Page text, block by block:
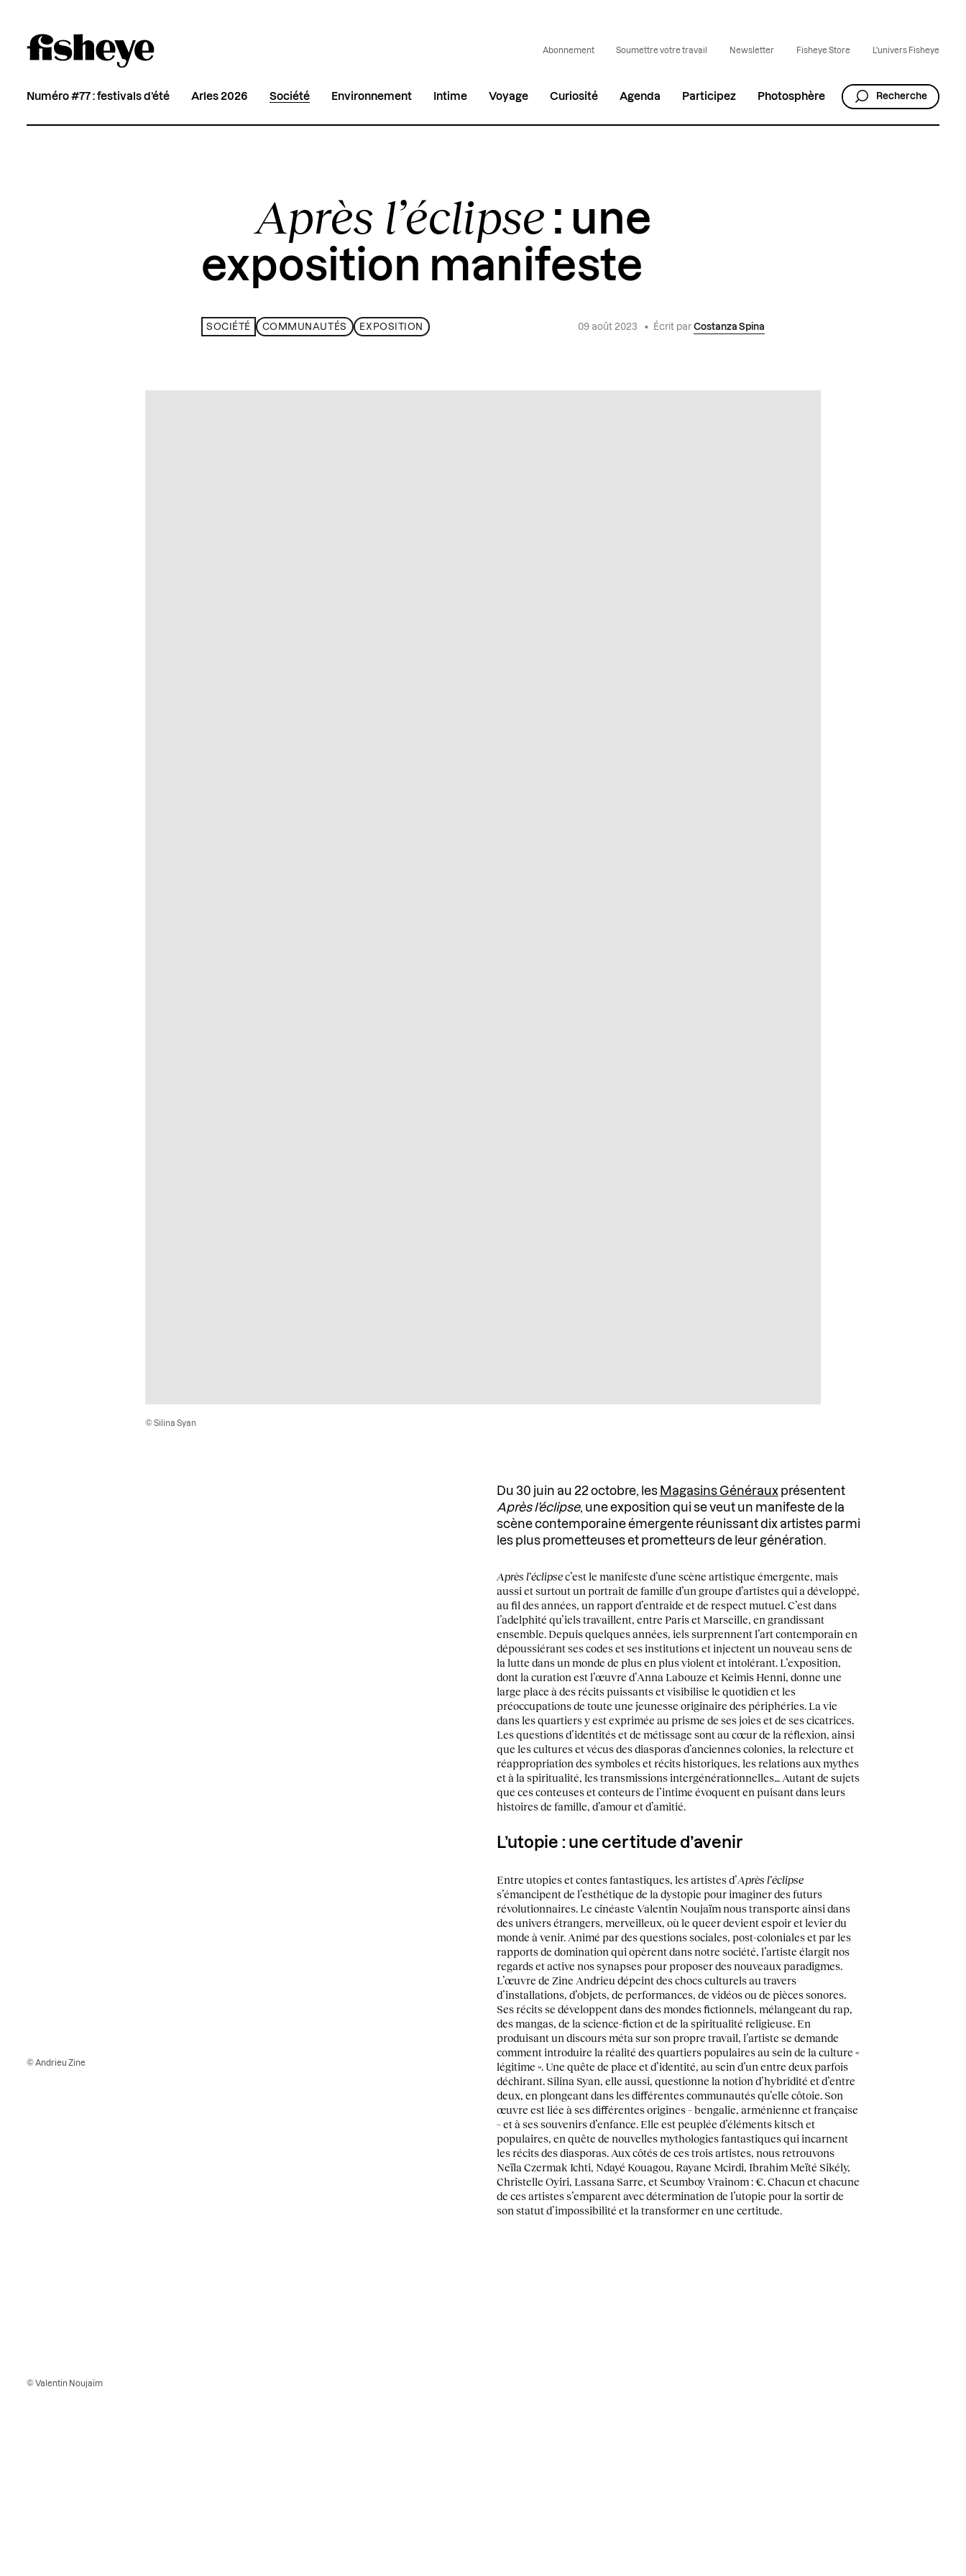
Abonnement Soumettre votre travail Newsletter Fisheye Store L'univers Fisheye
Numéro #77 : festivals d’été Arles 2026 Société Environnement Intime Voyage Curiosité Agenda Participez Photosphère Recherche
Après l’éclipse : une
exposition manifeste
SOCIÉTÉ COMMUNAUTÉS EXPOSITION 09 août 2023 • Écrit par Costanza Spina
© Silina Syan
© Andrieu Zine
© Valentin Noujaïm
Du 30 juin au 22 octobre, les Magasins Générauxprésentent
Après l’éclipse, une exposition qui se veut un manifeste de la
scène contemporaine émergente réunissant dix artistes parmi
les plus prometteuses et prometteurs de leur génération.
Après l’éclipsec’est le manifeste d’une scène artistique émergente, mais
aussi et surtout un portrait de famille d’un groupe d’artistes qui a développé,
au fil des années, un rapport d’entraide et de respect mutuel. C’est dans
l’adelphité qu’iels travaillent, entre Paris et Marseille, en grandissant
ensemble. Depuis quelques années, iels surprennent l’art contemporain en
dépoussiérant ses codes et ses institutions et injectent un nouveau sens de
la lutte dans un monde de plus en plus violent et intolérant. L’exposition,
dont la curation est l’œuvre d’Anna Labouze et Keimis Henni, donne une
large place à des récits puissants et visibilise le quotidien et les
préoccupations de toute une jeunesse originaire des périphéries. La vie
dans les quartiers y est exprimée au prisme de ses joies et de ses cicatrices.
Les questions d’identités et de métissage sont au cœur de la réflexion, ainsi
que les cultures et vécus des diasporas d’anciennes colonies, la relecture et
réappropriation des symboles et récits historiques, les relations aux mythes
et à la spiritualité, les transmissions intergénérationnelles… Autant de sujets
que ces conteuses et conteurs de l’intime évoquent en puisant dans leurs
histoires de famille, d’amour et d’amitié.
L’utopie : une certitude d’avenir
Entre utopies et contes fantastiques, les artistes d’Après l’éclipse
s’émancipent de l’esthétique de la dystopie pour imaginer des futurs
révolutionnaires. Le cinéaste Valentin Noujaïm nous transporte ainsi dans
des univers étrangers, merveilleux, où le queer devient espoir et levier du
monde à venir. Animé par des questions sociales, post-coloniales et par les
rapports de domination qui opèrent dans notre société, l’artiste élargit nos
regards et active nos synapses pour proposer des nouveaux paradigmes.
L’œuvre de Zine Andrieu dépeint des chocs culturels au travers
d’installations, d’objets, de performances, de vidéos ou de pièces sonores.
Ses récits se développent dans des mondes fictionnels, mélangeant du rap,
des mangas, de la science-fiction et de la spiritualité religieuse. En
produisant un discours méta sur son propre travail, l’artiste se demande
comment introduire la réalité des quartiers populaires au sein de la culture «
légitime ». Une quête de place et d’identité, au sein d’un entre deux parfois
déchirant. Silina Syan, elle aussi, questionne la notion d’hybridité et d’entre
deux, en plongeant dans les différentes communautés qu’elle côtoie. Son
œuvre est liée à ses différentes origines – bengalie, arménienne et française
– et à ses souvenirs d’enfance. Elle est peuplée d’éléments kitsch et
populaires, en quête de nouvelles mythologies fantastiques qui incarnent
les récits des diasporas. Aux côtés de ces trois artistes, nous retrouvons
Neïla Czermak Ichti, Ndayé Kouagou, Rayane Mcirdi, Ibrahim Meïté Sikély,
Christelle Oyiri, Lassana Sarre, et Seumboy Vrainom : €. Chacun et chacune
de ces artistes s’emparent avec détermination de l’utopie pour la sortir de
son statut d’impossibilité et la transformer en une certitude.